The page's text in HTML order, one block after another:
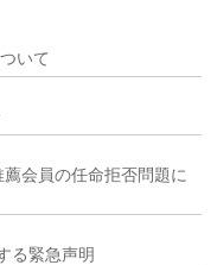
いて
会員の任命拒否問題に
る緊急声明